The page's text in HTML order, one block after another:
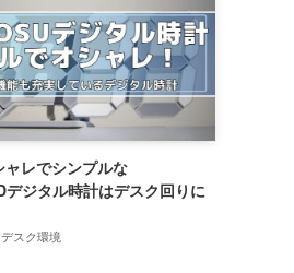
ャレでシンプルな
デジタル時計はデスク回りに
デスク環境